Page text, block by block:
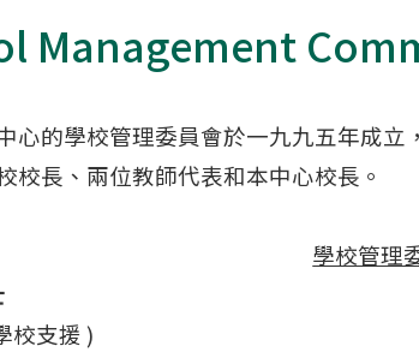
Management
心的學校管理委員會於一九九五年成
校長、兩位教師代表和本中心校長。
學校管理
校支援 )